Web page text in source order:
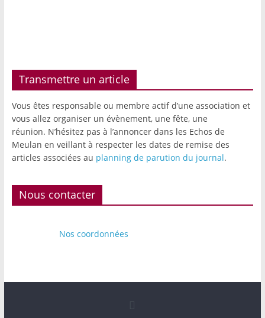
Transmettre un article
Vous êtes responsable ou membre actif d’une association et
vous allez organiser un évènement, une fête, une
réunion. N’hésitez pas à l’annoncer dans les Echos de
Meulan en veillant à respecter les dates de remise des
articles associées au planning de parution du journal.
Nous contacter
Nos coordonnées